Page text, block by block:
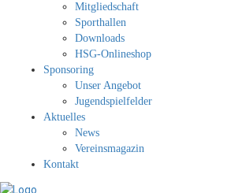
Mitgliedschaft
Sporthallen
Downloads
HSG-Onlineshop
Sponsoring
Unser Angebot
Jugendspielfelder
Aktuelles
News
Vereinsmagazin
Kontakt